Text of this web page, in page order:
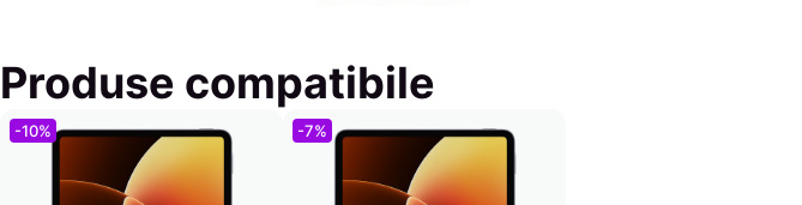
Produse compatibile
-10% -7%